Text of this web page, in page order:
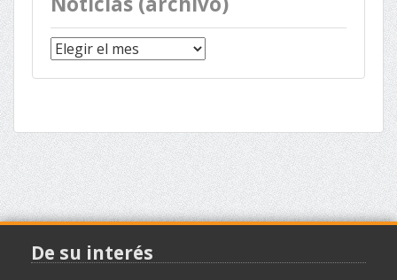
Noticias
(archivo)
De su interés